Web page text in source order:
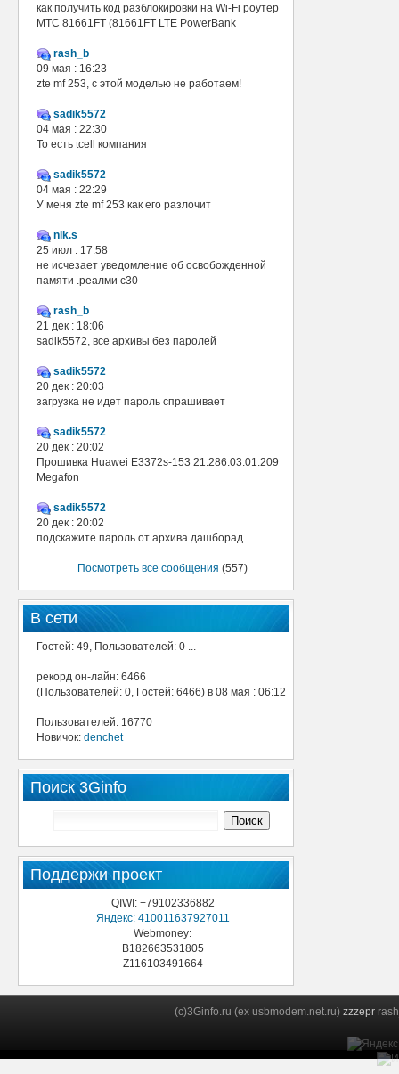
как получить код разблокировки на Wi-Fi роутер
МТС 81661FT (81661FT LTE PowerBank
rash_b
09 мая : 16:23
zte mf 253, с этой моделью не работаем!
sadik5572
04 мая : 22:30
То есть tcell компания
sadik5572
04 мая : 22:29
У меня zte mf 253 как его разлочит
nik.s
25 июл : 17:58
не исчезает уведомление об освобожденной
памяти .реалми с30
rash_b
21 дек : 18:06
sadik5572, все архивы без паролей
sadik5572
20 дек : 20:03
загрузка не идет пароль спрашивает
sadik5572
20 дек : 20:02
Прошивка Huawei E3372s-153 21.286.03.01.209
Megafon
sadik5572
20 дек : 20:02
подскажите пароль от архива дашборад
Посмотреть все сообщения (557)
В сети
Гостей: 49, Пользователей: 0 ...
рекорд он-лайн: 6466
(Пользователей: 0, Гостей: 6466) в 08 мая : 06:12
Пользователей: 16770
Новичок: denchet
Поиск 3Ginfo
Поддержи проект
QIWI: +79102336882
Яндекс: 410011637927011
Webmoney:
B182663531805
Z116103491664
(c)3Ginfo.ru (ex usbmodem.net.ru) zzzepr